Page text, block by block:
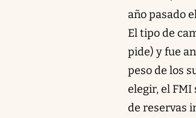
año pasado
El tipo de
pide) y fue
peso de los
elegir, el
de reservas